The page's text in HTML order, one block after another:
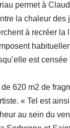
permet à
la chaleur
à recréer la
est
620 m2 de
« Tel est
au sein du